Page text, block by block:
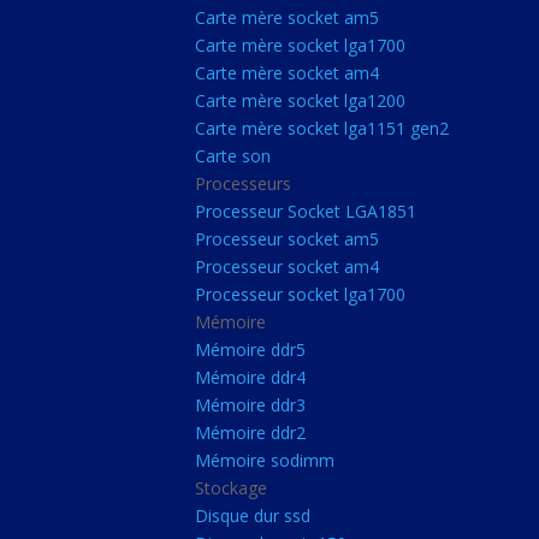
Carte Mère Socket
Carte mère socket am5
Carte mère socket
Carte mère socket am4
Carte mère socket
Carte son
Processeurs
Carte mère socket am5
Carte mère socket lga1700
Carte mère socket am4
Carte mère socket lga1200
Carte mère socket lga1151 gen2
Carte son
Processeurs
Processeur Socket LGA1851
Processeur socket am5
Processeur socket am4
Processeur socket lga1700
Mémoire
Mémoire ddr5
Mémoire ddr4
Mémoire ddr3
Mémoire ddr2
Mémoire sodimm
Stockage
Disque dur ssd